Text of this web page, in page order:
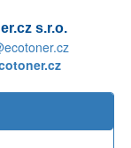
s.r.o.